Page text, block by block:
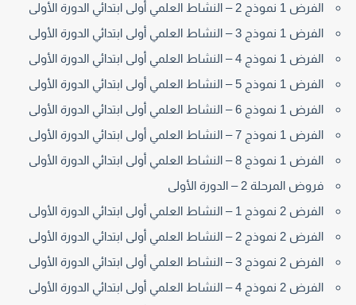
الفرض 1 نموذج 2 – النشاط العلمي أولى ابتدائي الدورة الأولى
الفرض 1 نموذج 3 – النشاط العلمي أولى ابتدائي الدورة الأولى
الفرض 1 نموذج 4 – النشاط العلمي أولى ابتدائي الدورة الأولى
الفرض 1 نموذج 5 – النشاط العلمي أولى ابتدائي الدورة الأولى
الفرض 1 نموذج 6 – النشاط العلمي أولى ابتدائي الدورة الأولى
الفرض 1 نموذج 7 – النشاط العلمي أولى ابتدائي الدورة الأولى
الفرض 1 نموذج 8 – النشاط العلمي أولى ابتدائي الدورة الأولى
فروض المرحلة 2 – الدورة الأولى
الفرض 2 نموذج 1 – النشاط العلمي أولى ابتدائي الدورة الأولى
الفرض 2 نموذج 2 – النشاط العلمي أولى ابتدائي الدورة الأولى
الفرض 2 نموذج 3 – النشاط العلمي أولى ابتدائي الدورة الأولى
الفرض 2 نموذج 4 – النشاط العلمي أولى ابتدائي الدورة الأولى